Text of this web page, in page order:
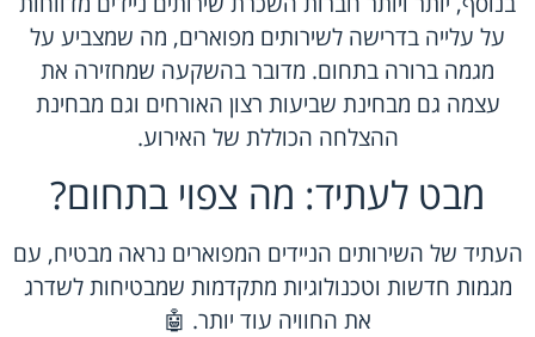
על עלייה בדרישה לשירותים מפוארים, מה שמצביע על
מגמה ברורה בתחום. מדובר בהשקעה שמחזירה את
עצמה גם מבחינת שביעות רצון האורחים וגם מבחינת
ההצלחה הכוללת של האירוע.
מבט לעתיד: מה צפוי בתחום?
העתיד של השירותים הניידים המפוארים נראה מבטיח, עם
מגמות חדשות וטכנולוגיות מתקדמות שמבטיחות לשדרג
את החוויה עוד יותר. 🤖